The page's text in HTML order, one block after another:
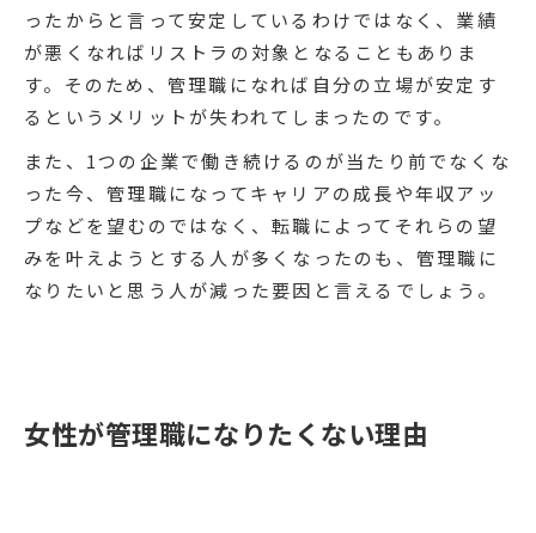
ったからと言って安定しているわけではなく、業績
が悪くなればリストラの対象となることもありま
す。そのため、管理職になれば自分の立場が安定す
るというメリットが失われてしまったのです。
また、1つの企業で働き続けるのが当たり前でなくな
った今、管理職になってキャリアの成長や年収アッ
プなどを望むのではなく、転職によってそれらの望
みを叶えようとする人が多くなったのも、管理職に
なりたいと思う人が減った要因と言えるでしょう。
女性が管理職になりたくない理由